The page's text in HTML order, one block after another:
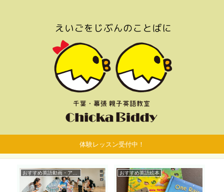
体験レッスン受付中！
おすすめ英語絵本